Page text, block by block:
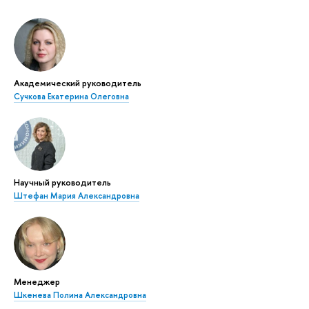
Академический руководитель
Сучкова Екатерина Олеговна
Научный руководитель
Штефан Мария Александровна
Менеджер
Шкенева Полина Александровна